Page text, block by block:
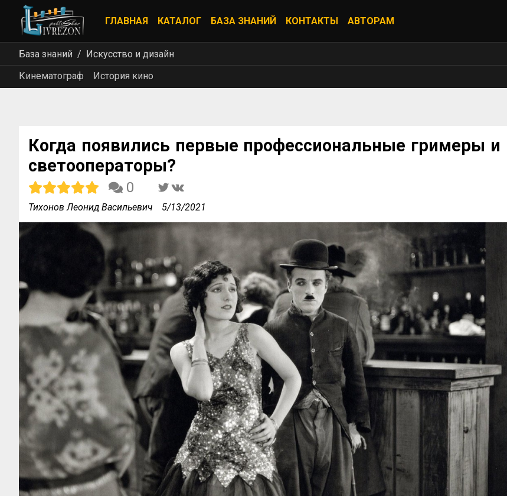
ГЛАВНАЯ КАТАЛОГ БАЗА ЗНАНИЙ КОНТАКТЫ АВТОРАМ
База знаний
Искусство и дизайн
Кинематограф
История кино
Когда появились первые профессиональные гримеры и
светооператоры?
0
Тихонов Леонид Васильевич 5/13/2021